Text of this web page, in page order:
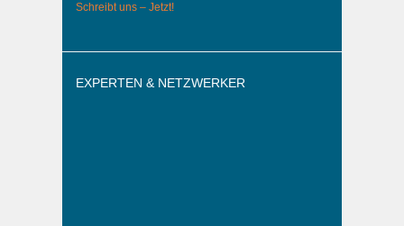
Schreibt uns – Jetzt!
EXPERTEN & NETZWERKER